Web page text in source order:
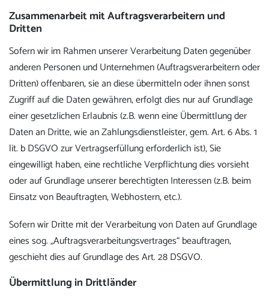
Zusammenarbeit mit Auftragsverarbeitern und
Dritten
Sofern wir im Rahmen unserer Verarbeitung Daten gegenüber
anderen Personen und Unternehmen (Auftragsverarbeitern oder
Dritten) offenbaren, sie an diese übermitteln oder ihnen sonst
Zugriff auf die Daten gewähren, erfolgt dies nur auf Grundlage
einer gesetzlichen Erlaubnis (z.B. wenn eine Übermittlung der
Daten an Dritte, wie an Zahlungsdienstleister, gem. Art. 6 Abs. 1
lit. b DSGVO zur Vertragserfüllung erforderlich ist), Sie
eingewilligt haben, eine rechtliche Verpflichtung dies vorsieht
oder auf Grundlage unserer berechtigten Interessen (z.B. beim
Einsatz von Beauftragten, Webhostern, etc.).
Sofern wir Dritte mit der Verarbeitung von Daten auf Grundlage
eines sog. „Auftragsverarbeitungsvertrages“ beauftragen,
geschieht dies auf Grundlage des Art. 28 DSGVO.
Übermittlung in Drittländer